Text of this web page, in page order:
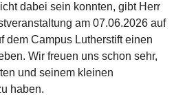
dabei sein konnten, gibt Herr
am 07.06.2026 auf
dem Campus Lutherstift einen
Wir freuen uns schon sehr,
und seinem kleinen
haben.